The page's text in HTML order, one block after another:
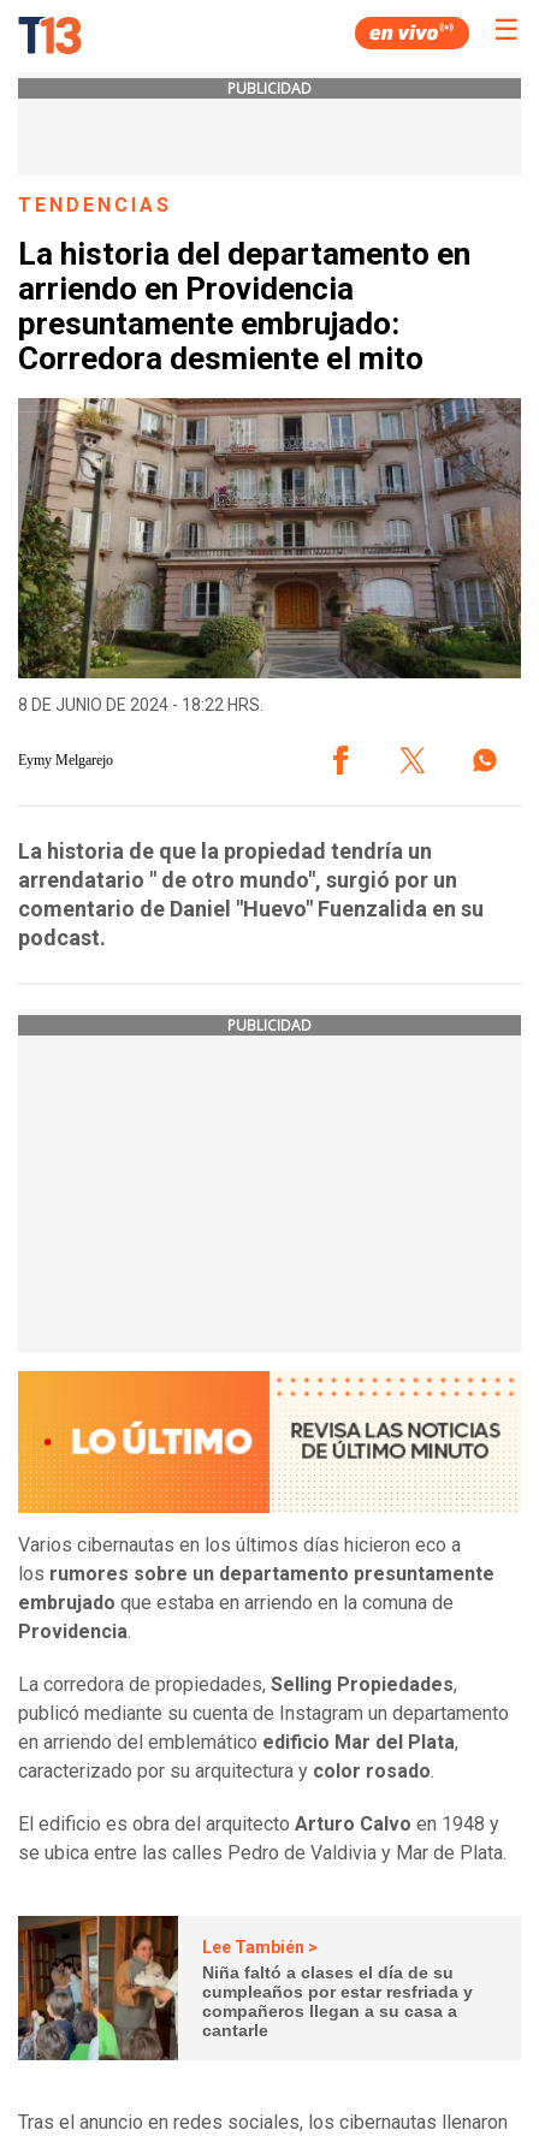
☰
PUBLICIDAD
TENDENCIAS
La historia del departamento en
arriendo en Providencia
presuntamente embrujado:
Corredora desmiente el mito
8 DE JUNIO DE 2024 - 18:22 HRS.
Eymy Melgarejo
La historia de que la propiedad tendría un
arrendatario " de otro mundo", surgió por un
comentario de Daniel "Huevo" Fuenzalida en su
podcast.
PUBLICIDAD
Varios cibernautas en los últimos días hicieron eco a
los rumores sobre un departamento presuntamente
embrujado que estaba en arriendo en la comuna de
Providencia.
La corredora de propiedades, Selling Propiedades,
publicó mediante su cuenta de Instagram un departamento
en arriendo del emblemático edificio Mar del Plata,
caracterizado por su arquitectura y color rosado.
El edificio es obra del arquitecto Arturo Calvo en 1948 y
se ubica entre las calles Pedro de Valdivia y Mar de Plata.
Lee También >
Niña faltó a clases el día de su
cumpleaños por estar resfriada y
compañeros llegan a su casa a
cantarle
Tras el anuncio en redes sociales, los cibernautas llenaron